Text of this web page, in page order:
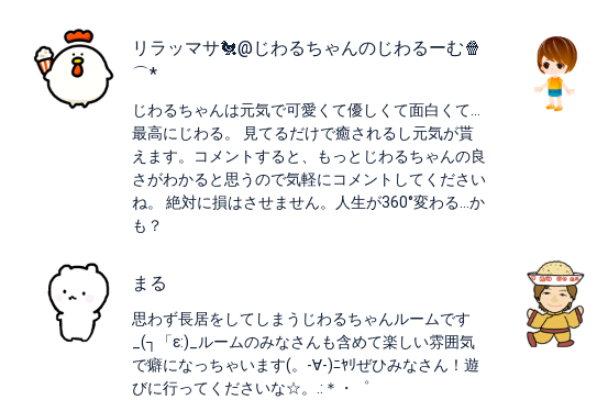
リラッマサ🐔@じわるちゃんのじわるーむ🍿
⌒︎*
じわるちゃんは元気で可愛くて優しくて面白くて…
最高にじわる。 見てるだけで癒されるし元気が貰
えます。コメントすると、もっとじわるちゃんの良
さがわかると思うので気軽にコメントしてください
ね。 絶対に損はさせません。人生が360°変わる…か
も？
まる
思わず長居をしてしまうじわるちゃんルームです
_(┐「ε:)_ルームのみなさんも含めて楽しい雰囲気
で癖になっちゃいます(。-∀-)ﾆﾔﾘぜひみなさん！遊
びに行ってくださいな☆。.:＊・゜